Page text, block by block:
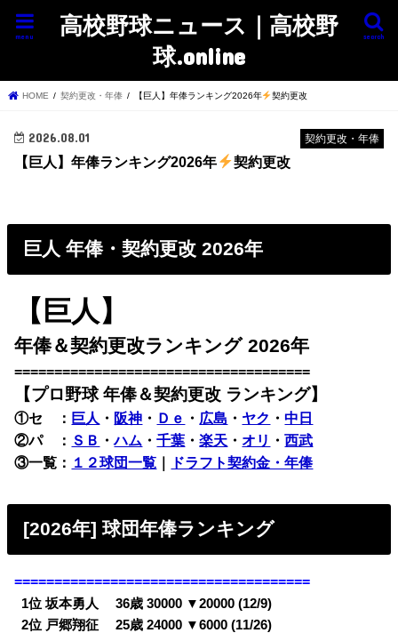
高校野球ニュース｜高校野
球.online
search
menu
HOME 契約更改・年俸 【巨人】年俸ランキング2026年 契約更改
契約更改・年俸
2026.08.01
【巨人】年俸ランキング2026年 契約更改
巨人 年俸・契約更改 2026年
【巨人】
年俸＆契約更改ランキング 2026年
=====================================
【プロ野球 年俸＆契約更改 ランキング】
①セ ： 巨人 ・ 阪神 ・ Ｄｅ ・ 広島 ・ ヤク ・中日
②パ ： ＳＢ ・ハム ・千葉 ・楽天 ・オリ ・西武
③一覧： １２球団一覧 ドラフト契約金・年俸
[2026年] 球団年俸ランキング
=====================================
1位 坂本勇人 36歳 30000 ▼20000 (12/9)
02位 戸郷翔征 25歳 24000 ▼6000 (11/26)